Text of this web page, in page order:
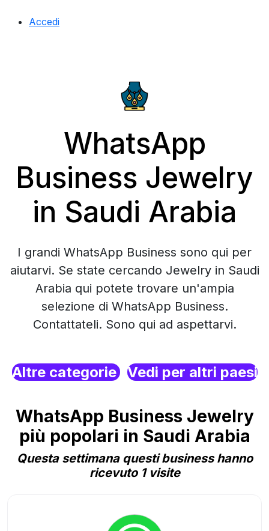
Accedi
WhatsApp
Business Jewelry
in Saudi Arabia
I grandi WhatsApp Business sono qui per
aiutarvi. Se state cercando Jewelry in Saudi
Arabia qui potete trovare un'ampia
selezione di WhatsApp Business.
Contattateli. Sono qui ad aspettarvi.
Altre categorie Vedi per altri paesi
WhatsApp Business Jewelry
più popolari in Saudi Arabia
Questa settimana questi business hanno
ricevuto 1 visite